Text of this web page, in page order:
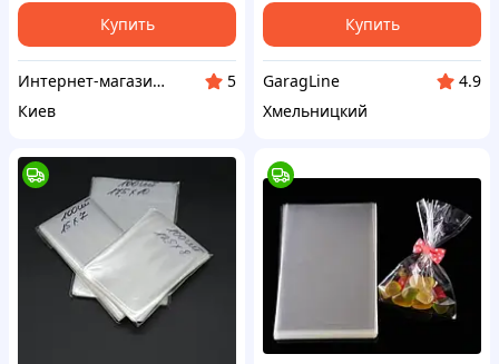
Купить
Интернет-магазин UKaTools
5
Киев
Купить
GaragLine
4.9
Хмельницкий